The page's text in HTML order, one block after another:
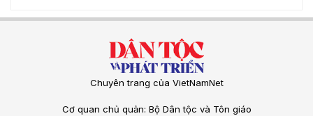
Chuyên trang của VietNamNet
Cơ quan chủ quản: Bộ Dân tộc và Tôn giáo